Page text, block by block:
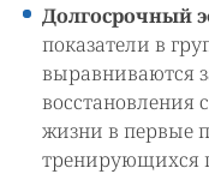
Долгосрочный
показатели в
выравниваются
восстановления
жизни в первые
тренирующихся